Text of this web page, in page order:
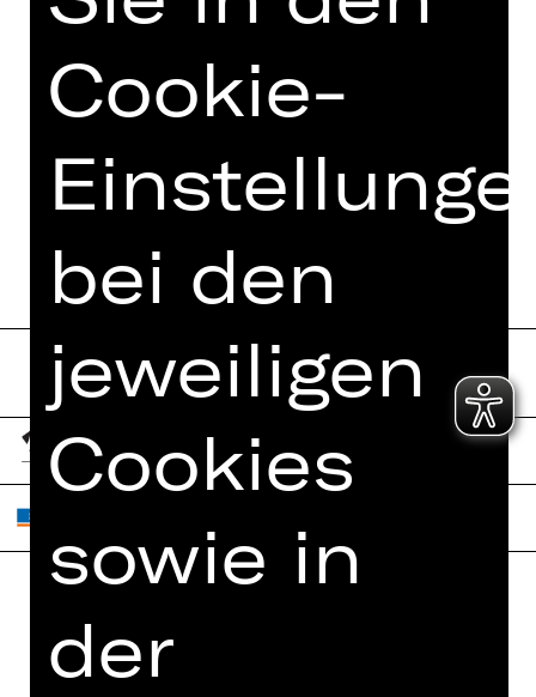
FOTOS
PRESSESTIMMEN
MEHR DAZU IM DIGITALEN
PROGRAMMHEFT
Home
Spielplan
Cookie-
bei den
jeweiligen
Cookies
sowie in
der